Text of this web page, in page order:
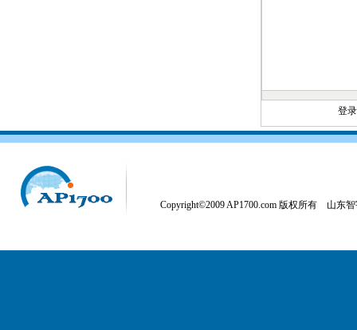
登
Copyright©2009 AP1700.com 版权所有 山东